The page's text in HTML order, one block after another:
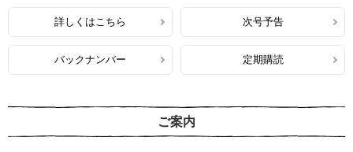
詳しくはこちら 次号予告
バックナンバー 定期購読
ご案内